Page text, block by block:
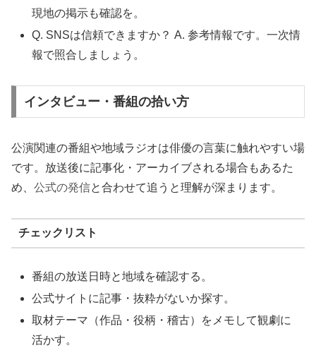
現地の掲示も確認を。
Q. SNSは信頼できますか？ A. 参考情報です。一次情
報で照合しましょう。
インタビュー・番組の拾い方
公演関連の番組や地域ラジオは俳優の言葉に触れやすい場
です。放送後に記事化・アーカイブされる場合もあるた
め、 公式の発信と合わせて追うと理解が深まります。
チェックリスト
番組の放送日時と地域を確認する。
公式サイトに記事・抜粋がないか探す。
取材テーマ（作品・役柄・稽古）をメモして観劇に
活かす。